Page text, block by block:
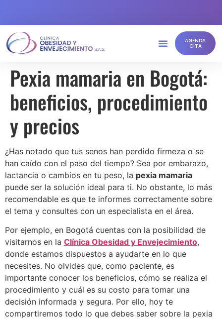
AGENDA
CITA
Pexia mamaria en Bogotá:
beneficios, procedimiento
y precios
¿Has notado que tus senos han perdido firmeza o se
han caído con el paso del tiempo? Sea por embarazo,
lactancia o cambios en tu peso, la pexia mamaria
puede ser la solución ideal para ti. No obstante, lo más
recomendable es que te informes correctamente sobre
el tema y consultes con un especialista en el área.
Por ejemplo, en Bogotá cuentas con la posibilidad de
visitarnos en la Clínica Obesidad y Envejecimiento,
donde estamos dispuestos a ayudarte en lo que
necesites. No olvides que, como paciente, es
importante conocer los beneficios, cómo se realiza el
procedimiento y cuál es su costo para tomar una
decisión informada y segura. Por ello, hoy te
compartiremos todo lo que debes saber sobre la pexia